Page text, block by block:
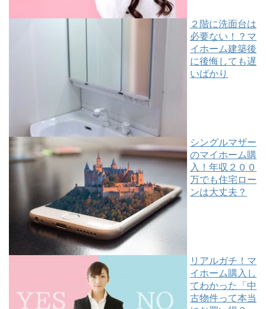
２階に洗面台は
必要ない！？マ
イホーム建築後
に後悔しても遅
いばかり
シングルマザー
のマイホーム購
入！年収２００
万でも住宅ロー
ンは大丈夫？
リアルガチ！マ
イホーム購入し
てわかった「中
古物件って本当